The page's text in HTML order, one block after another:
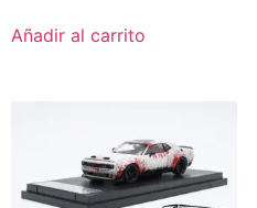
Añadir al carrito